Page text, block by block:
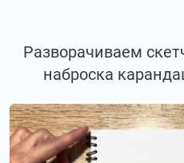
Разворачиваем
наброска